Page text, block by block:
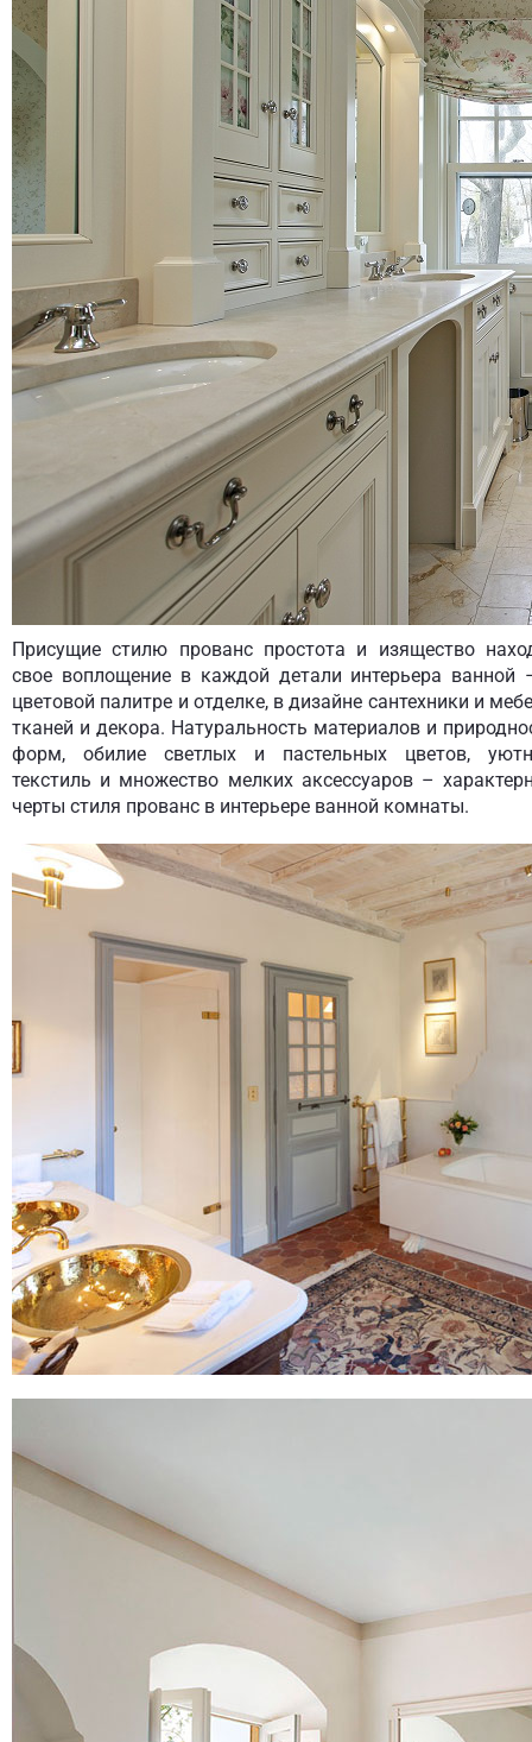
Присущие стилю прованс простота и изящество
свое воплощение в каждой детали интерьера ванной
цветовой палитре и отделке, в дизайне сантехники и
тканей и декора. Натуральность материалов и
форм, обилие светлых и пастельных цветов,
текстиль и множество мелких аксессуаров –
черты стиля прованс в интерьере ванной комнаты.